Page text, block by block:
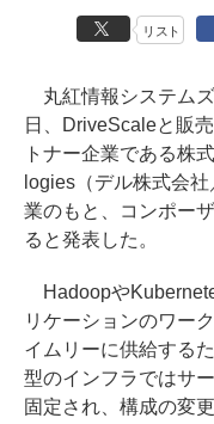
リスト
丸紅情報システム
日、DriveScaleと販
トナー企業である株
logies（デル株式会
業のもと、コンポー
ると発表した。
Hadoopや
リケーションのワー
イムリーに供給する
型のインフラではサ
固定され、構成の変